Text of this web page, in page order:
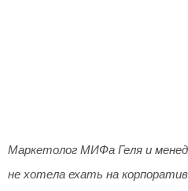
Маркетолог МИФа Геля и
не хотела ехать на